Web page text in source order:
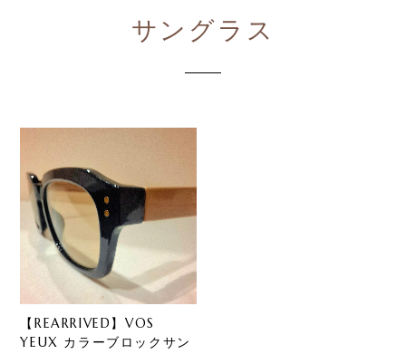
サングラス
​【REARRIVED】VOS
YEUX カラーブロックサン